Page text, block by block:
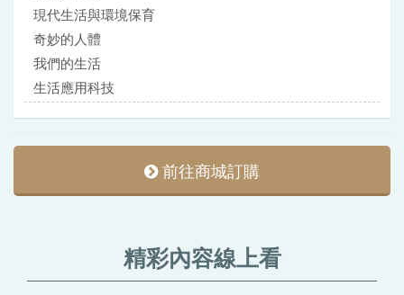
現代生活與環境保育
奇妙的人體
我們的生活
生活應用科技
前往商城訂購
精彩內容線上看